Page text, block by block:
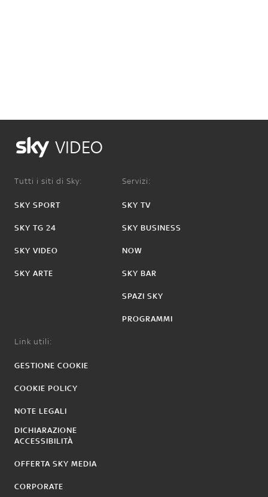
VIDEO
Tutti i siti di Sky:
SKY SPORT
SKY TG 24
SKY VIDEO
SKY ARTE
Servizi:
SKY TV
SKY BUSINESS
NOW
SKY BAR
SPAZI SKY
PROGRAMMI
Link utili:
GESTIONE COOKIE
COOKIE POLICY
NOTE LEGALI
DICHIARAZIONE
ACCESSIBILITÀ
OFFERTA SKY MEDIA
CORPORATE